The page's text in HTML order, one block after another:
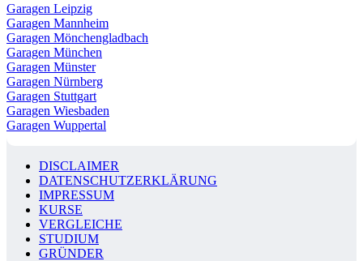
Garagen Leipzig
Garagen Mannheim
Garagen Mönchengladbach
Garagen München
Garagen Münster
Garagen Nürnberg
Garagen Stuttgart
Garagen Wiesbaden
Garagen Wuppertal
DISCLAIMER
DATENSCHUTZERKLÄRUNG
IMPRESSUM
KURSE
VERGLEICHE
STUDIUM
GRÜNDER